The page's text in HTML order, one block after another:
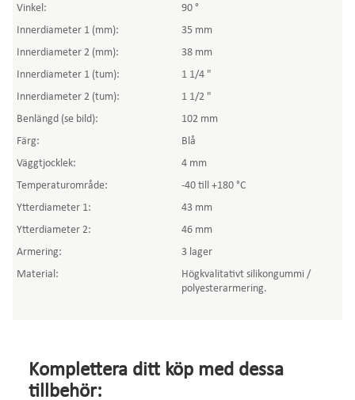
Vinkel:
90 °
Innerdiameter 1 (mm):
35 mm
Innerdiameter 2 (mm):
38 mm
Innerdiameter 1 (tum):
1 1/4 "
Innerdiameter 2 (tum):
1 1/2 "
Benlängd (se bild):
102 mm
Färg:
Blå
Väggtjocklek:
4 mm
Temperaturområde:
-40 till +180 °C
Ytterdiameter 1:
43 mm
Ytterdiameter 2:
46 mm
Armering:
3 lager
Material:
Högkvalitativt silikongummi /
polyesterarmering.
Komplettera ditt köp med dessa
tillbehör: